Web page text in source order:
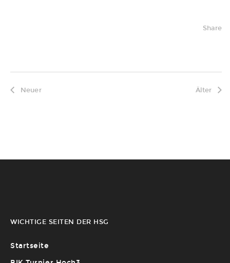
Share
Neuer Älter
WICHTIGE SEITEN DER HSG
Startseite